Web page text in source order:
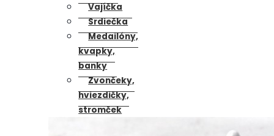
Vajíčka
Srdiečka
Medailóny,
kvapky,
banky
Zvončeky,
hviezdičky,
stromček